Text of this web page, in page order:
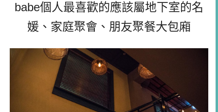
babe個人最喜歡的應該屬地下室的名
媛、家庭聚會、朋友聚餐大包廂